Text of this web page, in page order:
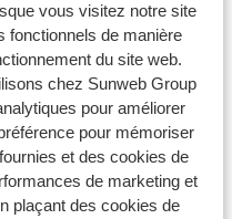
vous visitez notre site
fonctionnels de manière
du site web.
chez Sunweb Group
pour améliorer
pour mémoriser
et des cookies de
de marketing et
plaçant des cookies de
la réponse à
!